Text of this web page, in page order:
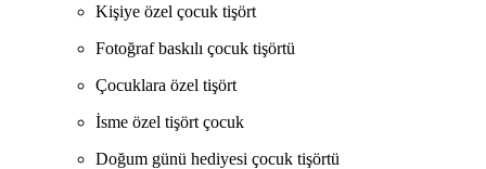
Kişiye özel çocuk tişört
Fotoğraf baskılı çocuk tişörtü
Çocuklara özel tişört
İsme özel tişört çocuk
Doğum günü hediyesi çocuk tişörtü